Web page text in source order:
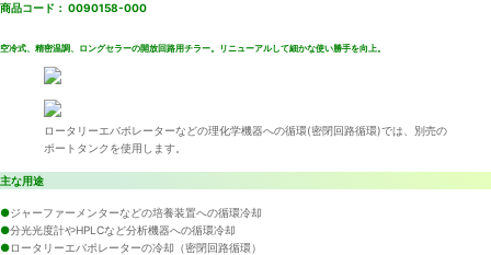
商品コード： 0090158-000
空冷式、精密温調、ロングセラーの開放回路用チラー。リニューアルして細かな使い勝手を向上。
ロータリーエバポレーターなどの理化学機器への循環(密閉回路循環)では、別売の
ポートタンクを使用します。
主な用途
●ジャーファーメンターなどの培養装置への循環冷却
●分光光度計やHPLCなど分析機器への循環冷却
●ロータリーエバポレーターの冷却（密閉回路循環）